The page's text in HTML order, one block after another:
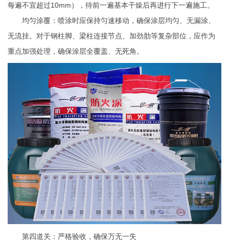
每遍不宜超过10mm），待前一遍基本干燥后再进行下一遍施工。
均匀涂覆：喷涂时应保持匀速移动，确保涂层均匀、无漏涂、
无流挂。对于钢柱脚、梁柱连接节点、加劲肋等复杂部位，应作为
重点加强处理，确保涂层全覆盖、无死角。
第四道关：严格验收，确保万无一失